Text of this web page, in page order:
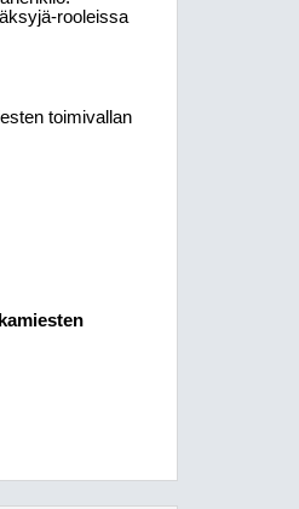
rooleissa
toimivallan